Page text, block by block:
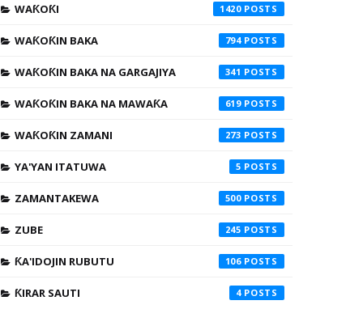
WAƘOƘI 1420
WAƘOƘIN BAKA 794
WAƘOƘIN BAKA NA GARGAJIYA 341
WAƘOƘIN BAKA NA MAWAƘA 619
WAƘOƘIN ZAMANI 273
YA'YAN ITATUWA 5
ZAMANTAKEWA 500
ZUBE 245
ƘA'IDOJIN RUBUTU 106
ƘIRAR SAUTI 4